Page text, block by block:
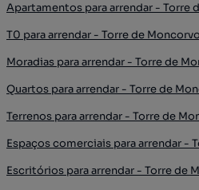
Apartamentos para arrendar - Torre
T0 para arrendar - Torre de Moncorvo
Moradias para arrendar - Torre de
Quartos para arrendar - Torre de
Terrenos para arrendar - Torre de
Espaços comerciais para arrendar -
Escritórios para arrendar - Torre de